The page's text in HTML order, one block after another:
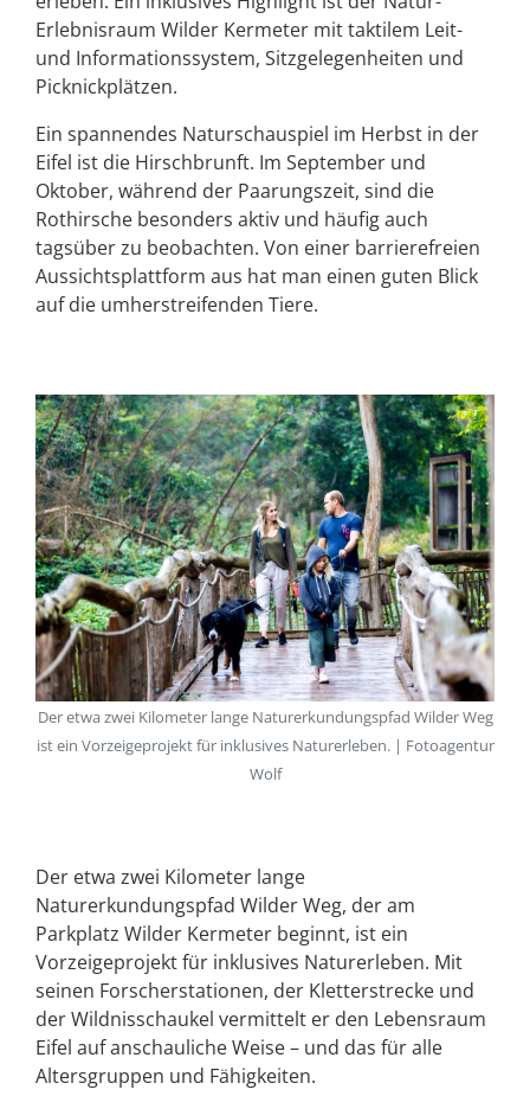
Erlebnisraum Wilder Kermeter mit taktilem Leit-
und Informationssystem, Sitzgelegenheiten und
Picknickplätzen.
Ein spannendes Naturschauspiel im Herbst in der
Eifel ist die Hirschbrunft. Im September und
Oktober, während der Paarungszeit, sind die
Rothirsche besonders aktiv und häufig auch
tagsüber zu beobachten. Von einer barrierefreien
Aussichtsplattform aus hat man einen guten Blick
auf die umherstreifenden Tiere.
Der etwa zwei Kilometer lange Naturerkundungspfad Wilder Weg
ist ein Vorzeigeprojekt für inklusives Naturerleben. | Fotoagentur
Wolf
Der etwa zwei Kilometer lange
Naturerkundungspfad Wilder Weg, der am
Parkplatz Wilder Kermeter beginnt, ist ein
Vorzeigeprojekt für inklusives Naturerleben. Mit
seinen Forscherstationen, der Kletterstrecke und
der Wildnisschaukel vermittelt er den Lebensraum
Eifel auf anschauliche Weise – und das für alle
Altersgruppen und Fähigkeiten.